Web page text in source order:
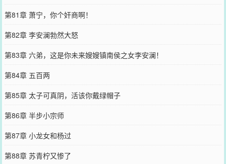
第81章 萧宁，你个奸商啊！
第82章 李安澜勃然大怒
第83章 六弟，这是你未来嫂嫂镇南侯之女李安澜！
第84章 五百两
第85章 太子可真阴，活该你戴绿帽子
第86章 半步小宗师
第87章 小龙女和杨过
第88章 苏青柠又惨了